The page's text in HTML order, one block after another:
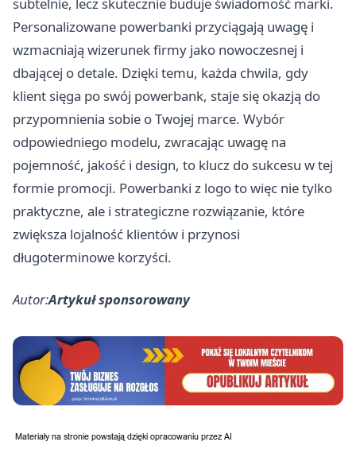
Personalizowane powerbanki przyciągają uwagę i
wzmacniają wizerunek firmy jako nowoczesnej i
dbającej o detale. Dzięki temu, każda chwila, gdy
klient sięga po swój powerbank, staje się okazją do
przypomnienia sobie o Twojej marce. Wybór
odpowiedniego modelu, zwracając uwagę na
pojemność, jakość i design, to klucz do sukcesu w tej
formie promocji. Powerbanki z logo to więc nie tylko
praktyczne, ale i strategiczne rozwiązanie, które
zwiększa lojalność klientów i przynosi
długoterminowe korzyści.
Autor:Artykuł sponsorowany